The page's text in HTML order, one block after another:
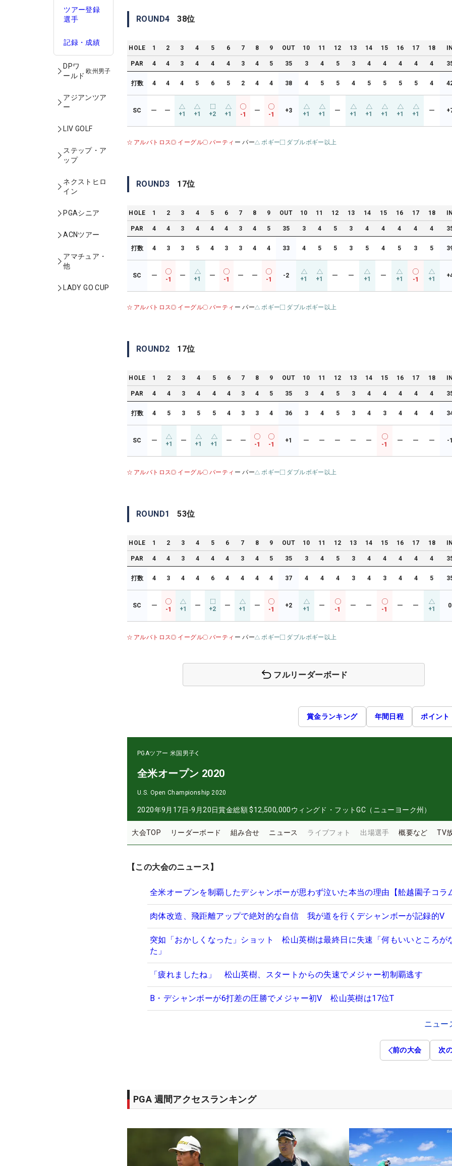
ツアー登録
選手
記録・成績
DPワ
ールド
欧州男子
アジアンツア
ー
LIV GOLF
ステップ・ア
ップ
ネクストヒロ
イン
PGAシニア
ACNツアー
アマチュア・
他
LADY GO CUP
ROUND4 38位
HOLE 1 2 3 4 5 6 7 8 9 OUT 10 11 12 13 14 15 16 17 18
PAR 4 4 3 4 4 4 3 4 5 35 3 4 5 3 4 4 4 4 4
打数 4 4 4 5 6 5 2 4 4 38 4 5 5 4 5 5 5 5 4
SC ー ー +1 +1 +2 +1 -1
ー
-1
+3 +1 +1 ー +1 +1 +1 +1 +1 ー
アルバトロス イーグル バーティ ー パー ボギー ダブルボギー以上
ROUND3 17位
HOLE 1 2 3 4 5 6 7 8 9 OUT 10 11 12 13 14 15 16 17 18
PAR 4 4 3 4 4 4 3 4 5 35 3 4 5 3 4 4 4 4 4
打数 4 3 3 5 4 3 3 4 4 33 4 5 5 3 5 4 5 3 5
SC ー
-1
ー +1 ー
-1
ー ー
-1
-2 +1 +1 ー ー +1 ー +1 -1 +1
アルバトロス イーグル バーティ ー パー ボギー ダブルボギー以上
ROUND2 17位
HOLE 1 2 3 4 5 6 7 8 9 OUT 10 11 12 13 14 15 16 17 18
PAR 4 4 3 4 4 4 3 4 5 35 3 4 5 3 4 4 4 4 4
打数 4 5 3 5 5 4 3 3 4 36 3 4 5 3 4 3 4 4 4
SC ー +1 ー +1 +1 ー ー
-1 -1
+1 ー ー ー ー ー
-1
ー ー ー -
アルバトロス イーグル バーティ ー パー ボギー ダブルボギー以上
ROUND1 53位
HOLE 1 2 3 4 5 6 7 8 9 OUT 10 11 12 13 14 15 16 17 18
PAR 4 4 3 4 4 4 3 4 5 35 3 4 5 3 4 4 4 4 4
打数 4 3 4 4 6 4 4 4 4 37 4 4 4 3 4 3 4 4 5
SC ー
-1 +1 ー +2 ー +1 ー
-1
+2 +1 ー
-1
ー ー
-1
ー ー +1 0
アルバトロス イーグル バーティ ー パー ボギー ダブルボギー以上
フルリーダーボード
賞金ランキング 年間日程 ポイント
PGAツアー 米国男子
全米オープン 2020
U.S. Open Championship 2020
2020年9月17日-9月20日賞金総額 $12,500,000ウィングド・フットGC（ニューヨーク州）
大会TOP リーダーボード 組み合せ ニュース ライブフォト 出場選手 概要など TV
【この大会のニュース】
全米オープンを制覇したデシャンボーが思わず泣いた本当の理由【舩越園子コラ
肉体改造、飛距離アップで絶対的な自信 我が道を行くデシャンボーが記録的V
突如「おかしくなった」ショット 松山英樹は最終日に失速「何もいいところが
た」
「疲れましたね」 松山英樹、スタートからの失速でメジャー初制覇逃す
B・デシャンボーが6打差の圧勝でメジャー初V 松山英樹は17位T
ニュー
前の大会 次
PGA 週間アクセスランキング